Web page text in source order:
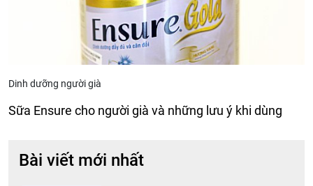
Dinh dưỡng người già
Sữa Ensure cho người già và những lưu ý khi dùng
Bài viết mới nhất